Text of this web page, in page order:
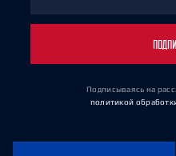
Подписываясь на
политикой